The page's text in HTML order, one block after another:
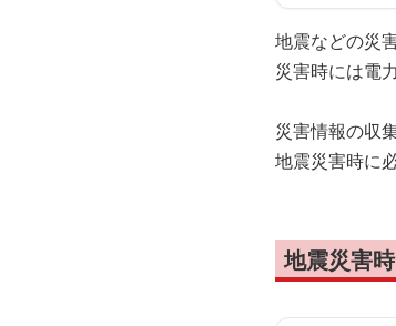
地震などの災
災害時には電
災害情報の収
地震災害時に
地震災害